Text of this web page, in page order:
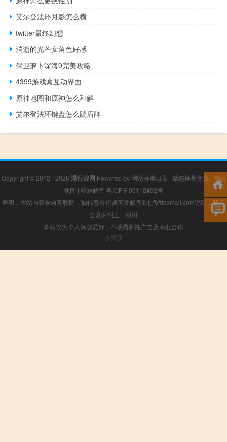
艾尔登法环月影怎么横
twitter最终幻想
消逝的光芒女角色好感
保卫萝卜深海9完美攻略
4399游戏盒互动界面
原神地图和原神怎么和解
艾尔登法环键盘怎么踹盾牌
Copyright © 2012 - 2026 漫行业网 Powered by 网站分类目录 | 精选推荐文章 | 网站
地图 | 疑难解答 粤ICP备05112492号
声明：本站内容来自互联网，如信息有错误可发邮件到f_fb#foxmail.com说明，我们
会及时纠正，谢谢
本站仅为个人兴趣爱好，不接盈利性广告及商业合作
小男孩